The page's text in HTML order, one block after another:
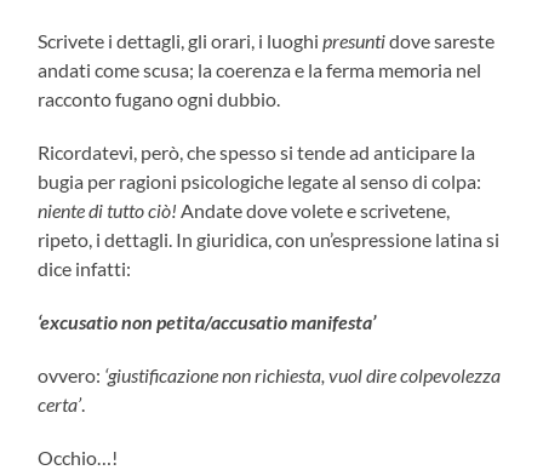
Scrivete i dettagli, gli orari, i luoghipresuntidove sareste
andati come scusa; la coerenza e la ferma memoria nel
racconto fugano ogni dubbio.
Ricordatevi, però, che spesso si tende ad anticipare la
bugia per ragioni psicologiche legate al senso di colpa:
niente di tutto ciò! Andate dove volete e scrivetene,
ripeto, i dettagli. In giuridica, con un’espressione latina si
dice infatti:
‘excusatio non petita/accusatio manifesta’
ovvero: ‘giustificazione non richiesta, vuol dire colpevolezza
certa’.
Occhio…!